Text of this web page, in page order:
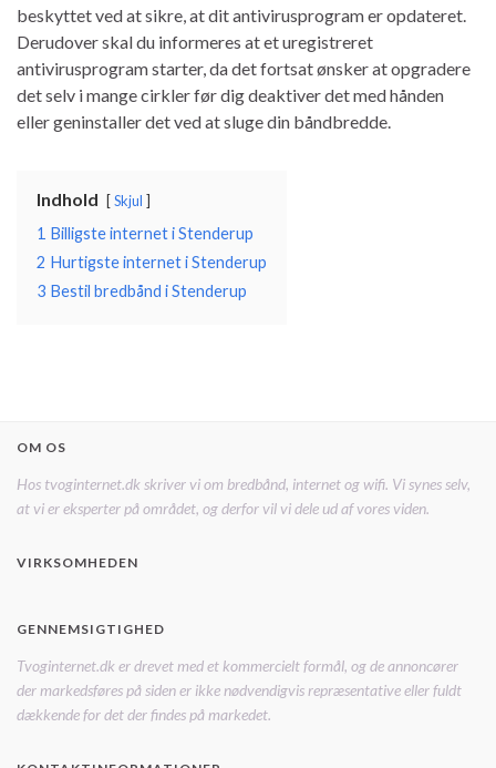
beskyttet ved at sikre, at dit antivirusprogram er opdateret.
Derudover skal du informeres at et uregistreret
antivirusprogram starter, da det fortsat ønsker at opgradere
det selv i mange cirkler før dig deaktiver det med hånden
eller geninstaller det ved at sluge din båndbredde.
Indhold Skjul
1 Billigste internet i Stenderup
2 Hurtigste internet i Stenderup
3 Bestil bredbånd i Stenderup
OM OS
Hos tvoginternet.dk skriver vi om bredbånd, internet og wifi. Vi synes selv,
at vi er eksperter på området, og derfor vil vi dele ud af vores viden.
VIRKSOMHEDEN
GENNEMSIGTIGHED
Tvoginternet.dk er drevet med et kommercielt formål, og de annoncører
der markedsføres på siden er ikke nødvendigvis repræsentative eller fuldt
dækkende for det der findes på markedet.